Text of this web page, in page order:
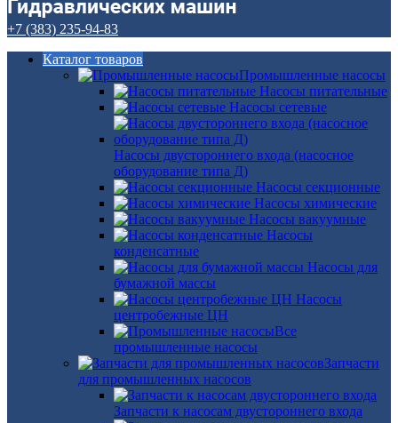
+7 (383) 235-94-83
Каталог товаров
Промышленные насосы
Насосы питательные
Насосы сетевые
Насосы двустороннего входа (насосное
оборудование типа Д)
Насосы секционные
Насосы химические
Насосы вакуумные
Насосы
конденсатные
Насосы для
бумажной массы
Насосы
центробежные ЦН
Все
промышленные насосы
Запчасти
для промышленных насосов
Запчасти к насосам двустороннего входа